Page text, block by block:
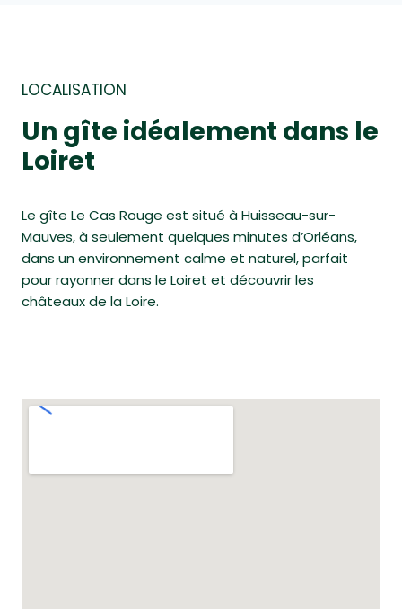
LOCALISATION
Un gîte idéalement dans le
Loiret
Le gîte Le Cas Rouge est situé à Huisseau-sur-
Mauves, à seulement quelques minutes d’Orléans,
dans un environnement calme et naturel, parfait
pour rayonner dans le Loiret et découvrir les
châteaux de la Loire.